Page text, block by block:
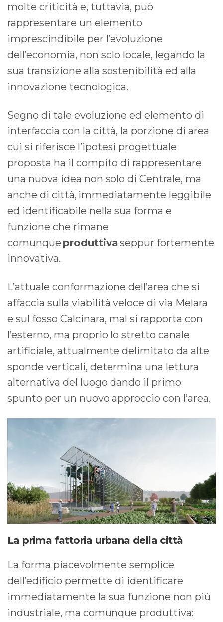
molte criticità e, tuttavia, può
rappresentare un elemento
imprescindibile per l’evoluzione
dell’economia, non solo locale, legando la
sua transizione alla sostenibilità ed alla
innovazione tecnologica.
Segno di tale evoluzione ed elemento di
interfaccia con la città, la porzione di area
cui si riferisce l’ipotesi progettuale
proposta ha il compito di rappresentare
una nuova idea non solo di Centrale, ma
anche di città, immediatamente leggibile
ed identificabile nella sua forma e
funzione che rimane
comunque produttivaseppur fortemente
innovativa.
L’attuale conformazione dell’area che si
affaccia sulla viabilità veloce di via Melara
e sul fosso Calcinara, mal si rapporta con
l’esterno, ma proprio lo stretto canale
artificiale, attualmente delimitato da alte
sponde verticali, determina una lettura
alternativa del luogo dando il primo
spunto per un nuovo approccio con l’area.
La prima fattoria urbana della città
La forma piacevolmente semplice
dell’edificio permette di identificare
immediatamente la sua funzione non più
industriale, ma comunque produttiva: